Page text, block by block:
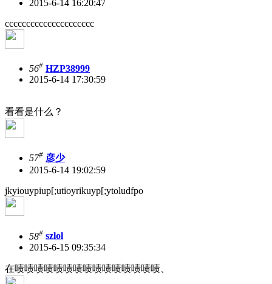
2015-6-14 16:20:47
ccccccccccccccccccccc
56# HZP38999
2015-6-14 17:30:59
看看是什么？
57# 彦少
2015-6-14 19:02:59
jkyiouypiup[;utioyrikuyp[;ytoludfpo
58# szlol
2015-6-15 09:35:34
在啧啧啧啧啧啧啧啧啧啧啧啧啧啧啧、